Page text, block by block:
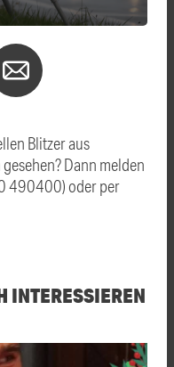
Blitzer aus
Dann melden
490400) oder per
INTERESSIEREN